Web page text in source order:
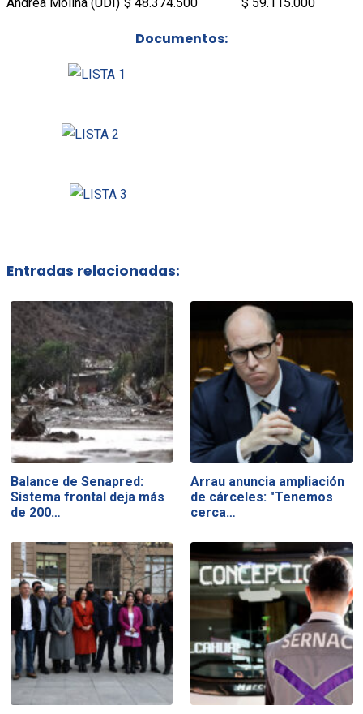
Documentos:
Entradas relacionadas:
Balance de Senapred:
Sistema frontal deja más
de 200…
Arrau anuncia ampliación
de cárceles: "Tenemos
cerca…